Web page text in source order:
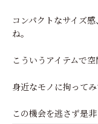
コンパクトなサイズ
ね。
こういうアイテムで
身近なモノに拘って
この機会を逃さず是非